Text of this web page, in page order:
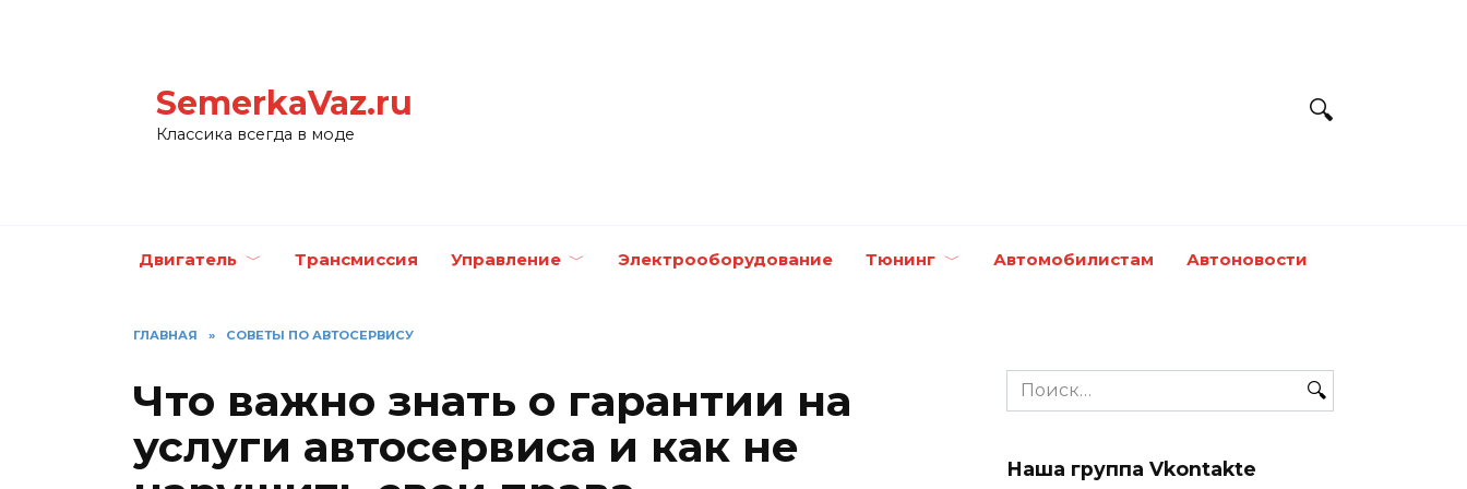
SemerkaVaz.ru
Классика всегда в моде
Двигатель Трансмиссия Управление Электрооборудование Тюнинг Автомобилистам Автоновости
ГЛАВНАЯ » СОВЕТЫ ПО АВТОСЕРВИСУ
Что важно знать о гарантии на
услуги автосервиса и как не
Search
for:
Наша группа Vkontakte